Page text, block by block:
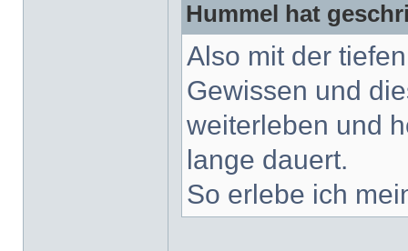
Hummel hat
Also mit der
Gewissen und
weiterleben und
lange dauert.
So erlebe ich